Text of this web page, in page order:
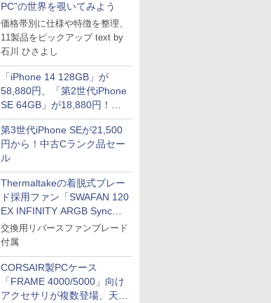
PC”の世界を覗いてみよう
価格帯別に仕様や特徴を整理、
11製品をピックアップ text by
石川 ひさよし
「iPhone 14 128GB」が
58,880円、「第2世代iPhone
SE 64GB」が18,880円！中
古Bランク品セール
第3世代iPhone SEが21,500
円から！中古Cランク品セー
ル
Thermaltakeの着脱式ブレー
ド採用ファン「SWAFAN 120
EX INFINITY ARGB Sync」
に単品パッケージ
交換用リバースファンブレード
付属
CORSAIR製PCケース
「FRAME 4000/5000」向け
アクセサリが複数登場、天然